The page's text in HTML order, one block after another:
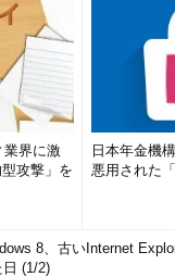
業界に激
攻撃」を
日本年金機
悪用された
8、古いInternet
日 (1/2)